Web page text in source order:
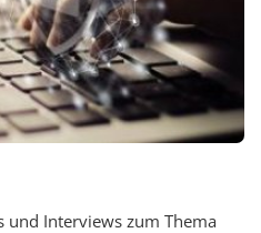
und Interviews zum Thema